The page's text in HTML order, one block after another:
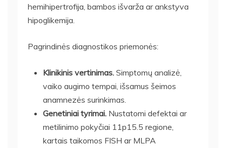
hemihipertrofija, bambos išvarža ar ankstyva
hipoglikemija.
Pagrindinės diagnostikos priemonės:
Klinikinis vertinimas. Simptomų analizė,
vaiko augimo tempai, išsamus šeimos
anamnezės surinkimas.
Genetiniai tyrimai. Nustatomi defektai ar
metilinimo pokyčiai 11p15.5 regione,
kartais taikomos FISH ar MLPA